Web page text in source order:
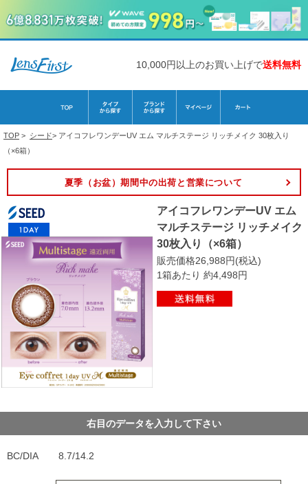
10,000円以上のお買い上げで送料無料
TOP > シード> アイコフレワンデーUV エム マルチステージ リッチメイク 30枚入り
（×6箱）
夏季（お盆）期間中の出荷と営業について
アイコフレワンデーUV エム
マルチステージ リッチメイク
30枚入り（×6箱）
販売価格26,988円(税込)
1箱あたり 約4,498円
右目のデータを入力して下さい
BC/DIA 8.7/14.2